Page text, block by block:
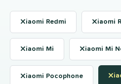
Xiaomi Redmi Xiaomi
Xiaomi Mi Xiaomi Mi
Xiaomi Pocophone